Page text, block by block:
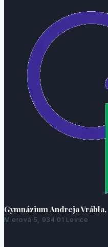
Gymnázium Andreja Vrábla,
Mierová 5, 934 01 Levice